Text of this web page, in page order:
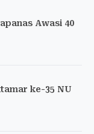
Awasi 40
ke-35 NU